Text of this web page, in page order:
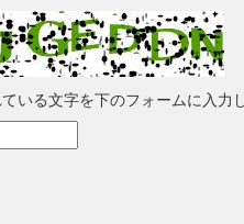
いる文字を下のフォームに入力